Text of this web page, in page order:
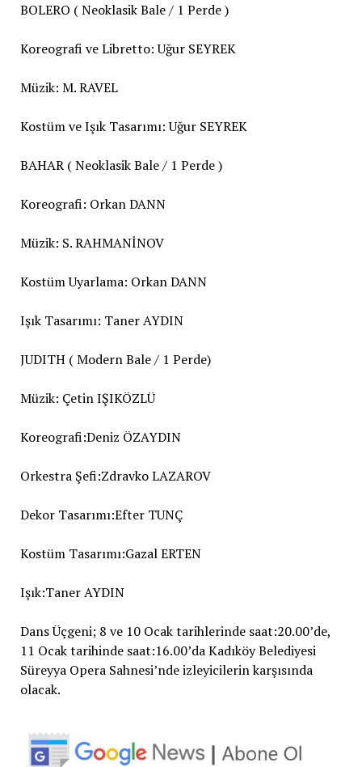
BOLERO ( Neoklasik Bale / 1 Perde )
Koreografi ve Libretto: Uğur SEYREK
Müzik: M. RAVEL
Kostüm ve Işık Tasarımı: Uğur SEYREK
BAHAR ( Neoklasik Bale / 1 Perde )
Koreografi: Orkan DANN
Müzik: S. RAHMANİNOV
Kostüm Uyarlama: Orkan DANN
Işık Tasarımı: Taner AYDIN
JUDITH ( Modern Bale / 1 Perde)
Müzik: Çetin IŞIKÖZLÜ
Koreografi:Deniz ÖZAYDIN
Orkestra Şefi:Zdravko LAZAROV
Dekor Tasarımı:Efter TUNÇ
Kostüm Tasarımı:Gazal ERTEN
Işık:Taner AYDIN
Dans Üçgeni; 8 ve 10 Ocak tarihlerinde saat:20.00’de,
11 Ocak tarihinde saat:16.00’da Kadıköy Belediyesi
Süreyya Opera Sahnesi’nde izleyicilerin karşısında
olacak.